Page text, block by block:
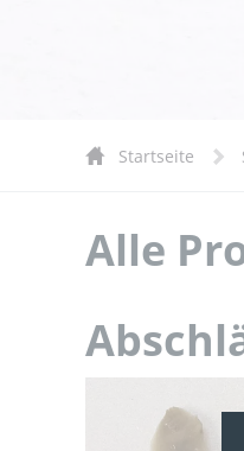
Startseite
Alle